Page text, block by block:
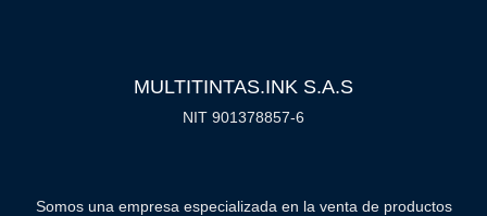
MULTITINTAS.INK S.A.S
NIT 901378857-6
Somos una empresa especializada en la venta de productos